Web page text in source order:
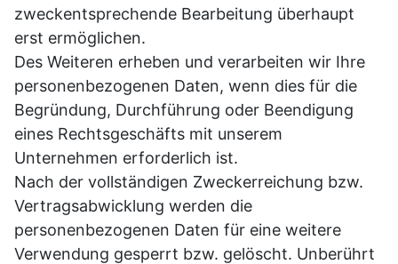
zweckentsprechende Bearbeitung überhaupt
erst ermöglichen.
Des Weiteren erheben und verarbeiten wir Ihre
personenbezogenen Daten, wenn dies für die
Begründung, Durchführung oder Beendigung
eines Rechtsgeschäfts mit unserem
Unternehmen erforderlich ist.
Nach der vollständigen Zweckerreichung bzw.
Vertragsabwicklung werden die
personenbezogenen Daten für eine weitere
Verwendung gesperrt bzw. gelöscht. Unberührt